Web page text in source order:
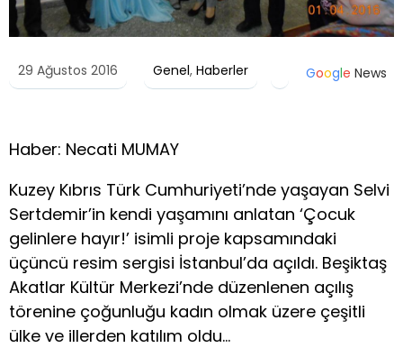
29 Ağustos 2016 Genel, Haberler Google News
Haber: Necati MUMAY
Kuzey Kıbrıs Türk Cumhuriyeti’nde yaşayan Selvi
Sertdemir’in kendi yaşamını anlatan ‘Çocuk
gelinlere hayır!’ isimli proje kapsamındaki
üçüncü resim sergisi İstanbul’da açıldı. Beşiktaş
Akatlar Kültür Merkezi’nde düzenlenen açılış
törenine çoğunluğu kadın olmak üzere çeşitli
ülke ve illerden katılım oldu…